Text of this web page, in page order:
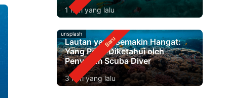
1 hari yang lalu
unsplash
Lautan yang Semakin Hangat:
Yang Perlu Diketahui oleh
Penyelam Scuba Diver
3 hari yang lalu